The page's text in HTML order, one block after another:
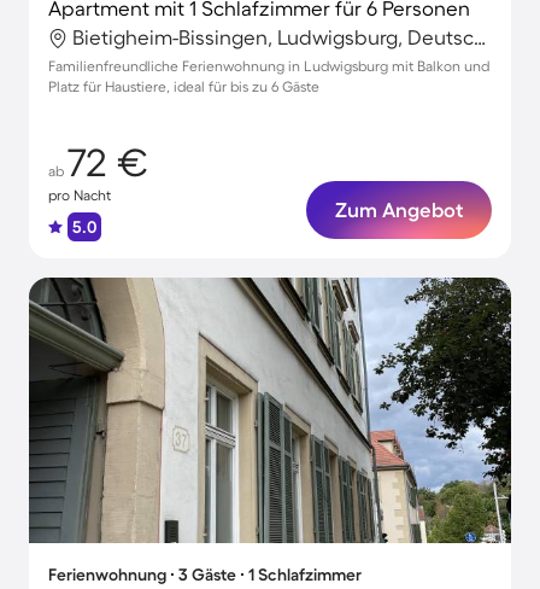
Apartment mit 1 Schlafzimmer für 6 Personen
Bietigheim-Bissingen, Ludwigsburg, Deutschland
Familienfreundliche Ferienwohnung in Ludwigsburg mit Balkon und
Platz für Haustiere, ideal für bis zu 6 Gäste
ab 72 €
pro Nacht
5.0
Zum Angebot
Ferienwohnung ∙ 3 Gäste ∙ 1 Schlafzimmer